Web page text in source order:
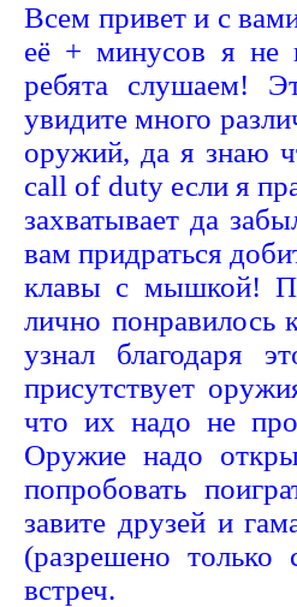
Всем привет и с
её + минусов я не
ребята слушаем!
увидите много
оружий, да я знаю
call of duty если я
захватывает да
вам придраться
клавы с мышкой!
лично понравилось
узнал благодаря
присутствует
что их надо не
Оружие надо
попробовать
завите друзей и
(разрешено
встреч.